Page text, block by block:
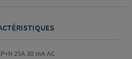
25A 30 mA AC